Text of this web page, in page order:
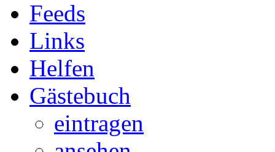
Feeds
Links
Helfen
Gästebuch
eintragen